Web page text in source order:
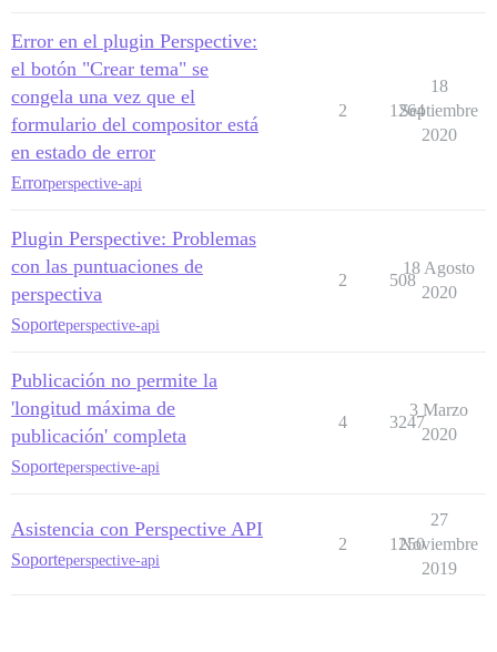
Error en el plugin Perspective:
el botón "Crear tema" se
congela una vez que el
formulario del compositor está
en estado de error
Errorperspective-api
2 1264
18
Septiembre
2020
Plugin Perspective: Problemas
con las puntuaciones de
perspectiva
Soporteperspective-api
2 508
18 Agosto
2020
Publicación no permite la
'longitud máxima de
publicación' completa
Soporteperspective-api
4 3247
3 Marzo
2020
Asistencia con Perspective API
Soporteperspective-api
2 1250
27
Noviembre
2019